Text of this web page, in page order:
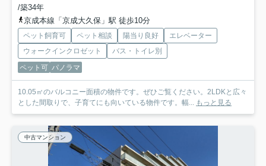
/築34年
京成本線「京成大久保」駅 徒歩10分
ペット飼育可 ペット相談 陽当り良好
エレベーター
ウォークインクロゼット
バス・トイレ別
ペット可 パノラマ
10.05㎡のバルコニー面積の物件です。ぜひご覧ください。2LDKと広々
とした間取りで、子育てにも向いている物件です。幅...
もっと見る
中古マンション